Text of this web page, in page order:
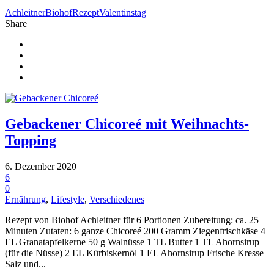
AchleitnerBiohofRezeptValentinstag
Share
Gebackener Chicoreé mit Weihnachts-
Topping
6. Dezember 2020
6
0
Ernährung, Lifestyle, Verschiedenes
Rezept von Biohof Achleitner für 6 Portionen Zubereitung: ca. 25
Minuten Zutaten: 6 ganze Chicoreé 200 Gramm Ziegenfrischkäse 4
EL Granatapfelkerne 50 g Walnüsse 1 TL Butter 1 TL Ahornsirup
(für die Nüsse) 2 EL Kürbiskernöl 1 EL Ahornsirup Frische Kresse
Salz und...